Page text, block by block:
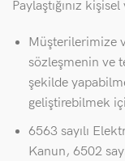
Paylaştığınız
Müşterilerimize
sözleşmenin ve
şekilde
geliştirebilmek
6563 sayılı
Kanun, 6502